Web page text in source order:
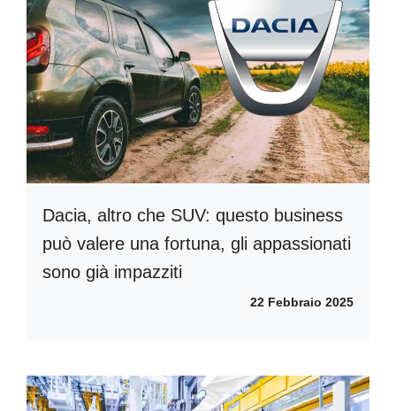
Dacia, altro che SUV: questo business
può valere una fortuna, gli appassionati
sono già impazziti
22 Febbraio 2025